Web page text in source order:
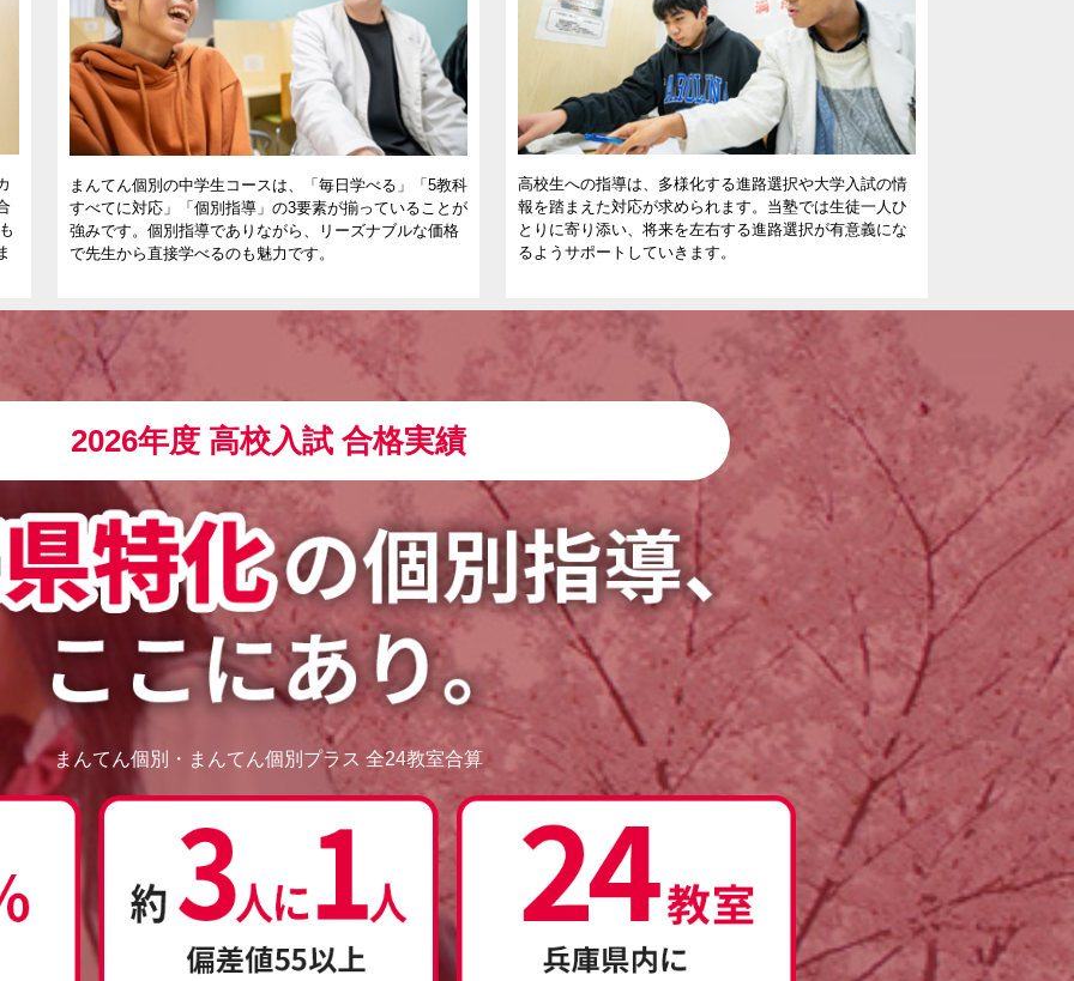
まんてん個別の中学生コースは、「毎日学べる」「5教科
すべてに対応」「個別指導」の3要素が揃っていることが
強みです。個別指導でありながら、リーズナブルな価格
で先生から直接学べるのも魅力です。
高校生への指導は、多様化する進路選択や大学入試の情
報を踏まえた対応が求められます。当塾では生徒一人ひ
とりに寄り添い、将来を左右する進路選択が有意義にな
るようサポートしていきます。
2026年度 高校入試 合格実績
まんてん個別・まんてん個別プラス 全24教室合算